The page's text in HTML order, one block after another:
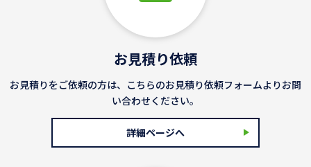
お見積り依頼
お見積りをご依頼の方は、こちらのお見積り依頼フォームよりお問
い合わせください。
詳細ページへ